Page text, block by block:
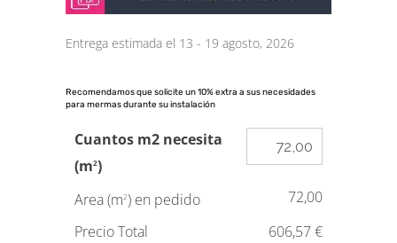
Entrega estimada el 13 - 19 agosto, 2026
Recomendamos que solicite un 10% extra a sus necesidades
para mermas durante su instalación
Cuantos m2 necesita
(m2)
Area (m2) en pedido
72,00
Precio Total
606,57 €